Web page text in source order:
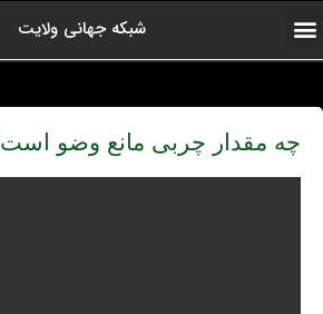
شبکه جهانی ولایت
چه مقدار چربی مانع وضو است